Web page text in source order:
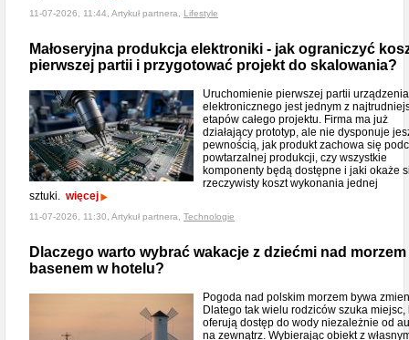
11-07-2026, 11:44, Artykuł partnera, Lifestyle
Małoseryjna produkcja elektroniki - jak ograniczyć
pierwszej partii i przygotować projekt do skalowania?
Uruchomienie pierwszej partii urządzenia
elektronicznego jest jednym z
etapów całego projektu. Firma ma już
działający prototyp, ale nie dysponuje
pewnością, jak produkt zachowa się
powtarzalnej produkcji, czy wszystkie
komponenty będą dostępne i jaki okaże
rzeczywisty koszt wykonania jednej
sztuki. więcej
11-07-2026, 11:30, Artykuł partnera, Technologie
Dlaczego warto wybrać wakacje z dziećmi nad morzem
basenem w hotelu?
Pogoda nad polskim morzem bywa
Dlatego tak wielu rodziców szuka miejsc,
oferują dostęp do wody niezależnie od
na zewnątrz. Wybierając obiekt z